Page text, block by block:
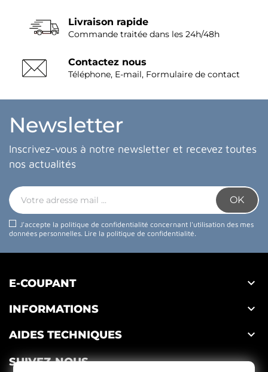
Livraison rapide
Commande traitée dans les 24h/48h
Contactez nous
Téléphone, E-mail, Formulaire de contact
Newsletter
Inscrivez-vous à notre newsletter et recevez toutes
nos actualités
J'accepte la politique de confidentialité concernant l'utilisation des mes
données personnelles. Lire la politique de confidentialité.
E-COUPANT 
INFORMATIONS 
AIDES TECHNIQUES 
SUIVEZ-NOUS